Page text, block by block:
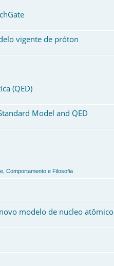
vigente de próton
(QED)
Model and QED
Comportamento e Filosofia
modelo de nucleo atômico